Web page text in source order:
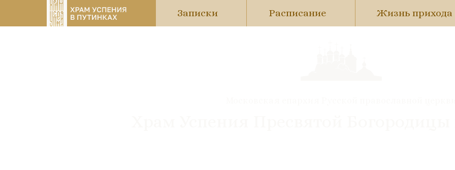
Жизнь прихода
Расписание
Записки